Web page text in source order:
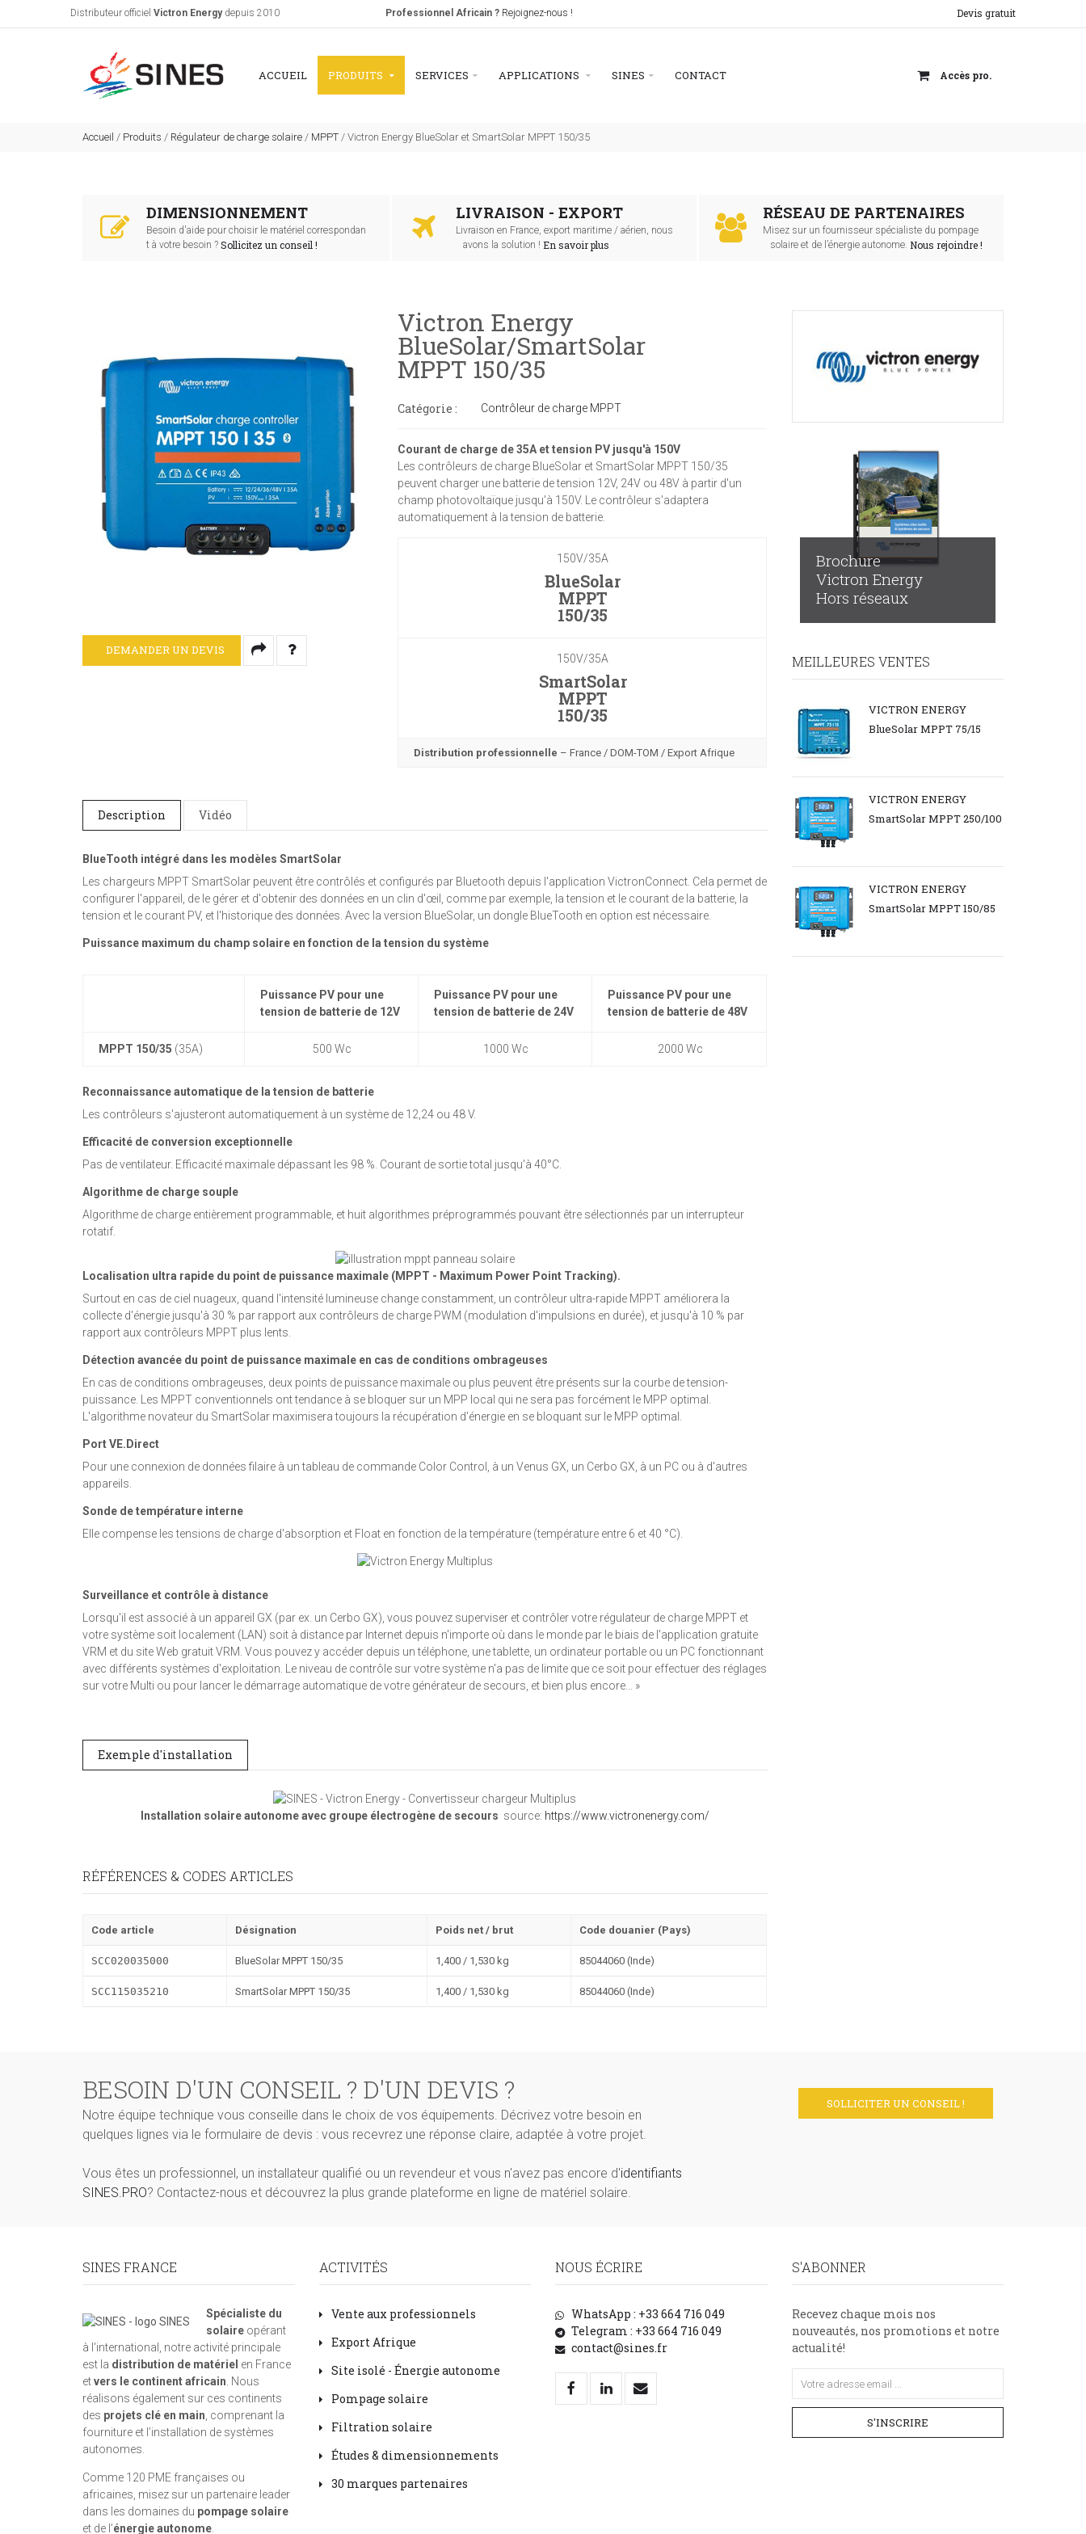
Distributeur officiel Victron Energydepuis 2010 Professionnel Africain ? Rejoignez-nous ! Devis gratuit
ACCUEIL PRODUITS SERVICES APPLICATIONS SINES CONTACT Accès pro.
Accueil / Produits / Régulateur de charge solaire / MPPT / Victron Energy BlueSolar et SmartSolar MPPT 150/35
DIMENSIONNEMENT
Besoin d'aide pour choisir le matériel correspondan
t à votre besoin ? Sollicitez un conseil !
LIVRAISON - EXPORT
Livraison en France, export maritime / aérien, nous
avons la solution ! En savoir plus
RÉSEAU DE PARTENAIRES
Misez sur un fournisseur spécialiste du pompage
solaire et de l’énergie autonome. Nous rejoindre !
DEMANDER UN DEVIS
Victron Energy
BlueSolar/SmartSolar
MPPT 150/35
Catégorie : Contrôleur de charge MPPT
Courant de charge de 35A et tension PV jusqu'à 150V
Les contrôleurs de charge BlueSolar et SmartSolar MPPT 150/35
peuvent charger une batterie de tension 12V, 24V ou 48V à partir d'un
champ photovoltaïque jusqu'à 150V. Le contrôleur s'adaptera
automatiquement à la tension de batterie.
150V/35A
BlueSolar
MPPT
150/35
150V/35A
SmartSolar
MPPT
150/35
Distribution professionnelle – France / DOM-TOM / Export Afrique
Description Vidéo
BlueTooth intégré dans les modèles SmartSolar
Les chargeurs MPPT SmartSolar peuvent être contrôlés et configurés par Bluetooth depuis l'application VictronConnect. Cela permet de
configurer l'appareil, de le gérer et d'obtenir des données en un clin d'œil, comme par exemple, la tension et le courant de la batterie, la
tension et le courant PV, et l'historique des données. Avec la version BlueSolar, un dongle BlueTooth en option est nécessaire.
Puissance maximum du champ solaire en fonction de la tension du système
Puissance PV pour une
tension de batterie de 12V
Puissance PV pour une
tension de batterie de 24V
Puissance PV pour une
tension de batterie de 48V
MPPT 150/35 (35A) 500 Wc 1000 Wc 2000 Wc
Reconnaissance automatique de la tension de batterie
Les contrôleurs s'ajusteront automatiquement à un système de 12,24 ou 48 V.
Efficacité de conversion exceptionnelle
Pas de ventilateur. Efficacité maximale dépassant les 98 %. Courant de sortie total jusqu'à 40°C.
Algorithme de charge souple
Algorithme de charge entièrement programmable, et huit algorithmes préprogrammés pouvant être sélectionnés par un interrupteur
rotatif.
Localisation ultra rapide du point de puissance maximale (MPPT - Maximum Power Point Tracking).
Surtout en cas de ciel nuageux, quand l'intensité lumineuse change constamment, un contrôleur ultra-rapide MPPT améliorera la
collecte d'énergie jusqu'à 30 % par rapport aux contrôleurs de charge PWM (modulation d'impulsions en durée), et jusqu'à 10 % par
rapport aux contrôleurs MPPT plus lents.
Détection avancée du point de puissance maximale en cas de conditions ombrageuses
En cas de conditions ombrageuses, deux points de puissance maximale ou plus peuvent être présents sur la courbe de tension-
puissance. Les MPPT conventionnels ont tendance à se bloquer sur un MPP local qui ne sera pas forcément le MPP optimal.
L'algorithme novateur du SmartSolar maximisera toujours la récupération d'énergie en se bloquant sur le MPP optimal.
Port VE.Direct
Pour une connexion de données filaire à un tableau de commande Color Control, à un Venus GX, un Cerbo GX, à un PC ou à d'autres
appareils.
Sonde de température interne
Elle compense les tensions de charge d'absorption et Float en fonction de la température (température entre 6 et 40 °C).
Surveillance et contrôle à distance
Lorsqu'il est associé à un appareil GX (par ex. un Cerbo GX), vous pouvez superviser et contrôler votre régulateur de charge MPPT et
votre système soit localement (LAN) soit à distance par Internet depuis n'importe où dans le monde par le biais de l'application gratuite
VRM et du site Web gratuit VRM. Vous pouvez y accéder depuis un téléphone, une tablette, un ordinateur portable ou un PC fonctionnant
avec différents systèmes d'exploitation. Le niveau de contrôle sur votre système n'a pas de limite que ce soit pour effectuer des réglages
sur votre Multi ou pour lancer le démarrage automatique de votre générateur de secours, et bien plus encore... »
Exemple d'installation
Installation solaire autonome avec groupe électrogène de secours source: https://www.victronenergy.com/
RÉFÉRENCES & CODES ARTICLES
Code article Désignation Poids net / brut Code douanier (Pays)
SCC020035000 BlueSolar MPPT 150/35 1,400 / 1,530 kg 85044060 (Inde)
SCC115035210 SmartSolar MPPT 150/35 1,400 / 1,530 kg 85044060 (Inde)
Brochure
Victron Energy
Hors réseaux
MEILLEURES VENTES
VICTRON ENERGY
BlueSolar MPPT 75/15
VICTRON ENERGY
SmartSolar MPPT 250/100
VICTRON ENERGY
SmartSolar MPPT 150/85
BESOIN D'UN CONSEIL ? D'UN DEVIS ?
Notre équipe technique vous conseille dans le choix de vos équipements. Décrivez votre besoin en
quelques lignes via le formulaire de devis : vous recevrez une réponse claire, adaptée à votre projet.
Vous êtes un professionnel, un installateur qualifié ou un revendeur et vous n'avez pas encore d'identifiants
SINES.PRO? Contactez-nous et découvrez la plus grande plateforme en ligne de matériel solaire.
SOLLICITER UN CONSEIL !
SINES FRANCE
Spécialiste du
solaire opérant
à l'international, notre activité principale
est la distribution de matériel en France
etvers le continent africain . Nous
réalisons également sur ces continents
des projets clé en main , comprenant la
fourniture et l’installation de systèmes
autonomes.
Comme 120 PME françaises ou
africaines, misez sur un partenaire leader
dans les domaines du pompage solaire
et de l’énergie autonome
ACTIVITÉS
Vente aux professionnels
Export Afrique
Site isolé - Énergie autonome
Pompage solaire
Filtration solaire
Études & dimensionnements
30 marques partenaires
NOUS ÉCRIRE
WhatsApp : +33 664 716 049
Telegram : +33 664 716 049
contact@sines.fr
S'ABONNER
Recevez chaque mois nos
nouveautés, nos promotions et notre
actualité!
S'INSCRIRE